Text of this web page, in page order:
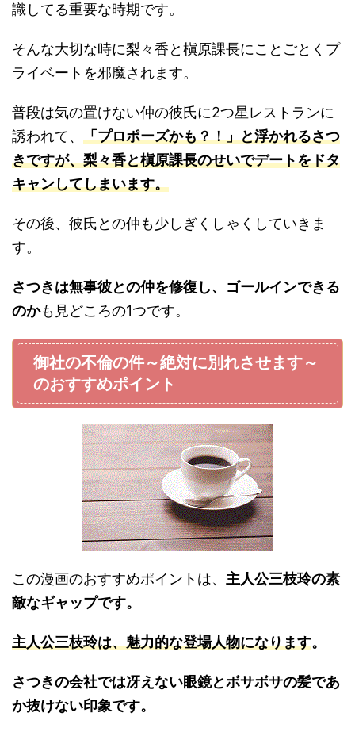
識してる重要な時期です。
そんな大切な時に梨々香と槇原課長にことごとくプ
ライベートを邪魔されます。
普段は気の置けない仲の彼氏に2つ星レストランに
誘われて、 「プロポーズかも？！」と浮かれるさつ
きですが、梨々香と槇原課長のせいでデートをドタ
キャンしてしまいます。
その後、彼氏との仲も少しぎくしゃくしていきま
す。
さつきは無事彼との仲を修復し、ゴールインできる
のかも見どころの1つです。
御社の不倫の件～絶対に別れさせます～
のおすすめポイント
この漫画のおすすめポイントは、 主人公三枝玲の素
敵なギャップです。
主人公三枝玲は、魅力的な登場人物になります。
さつきの会社では冴えない眼鏡とボサボサの髪であ
か抜けない印象です。